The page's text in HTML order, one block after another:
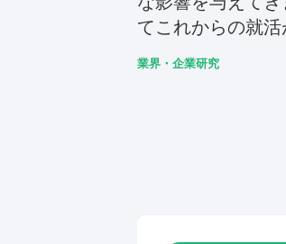
てこれからの就
業界・企業研究